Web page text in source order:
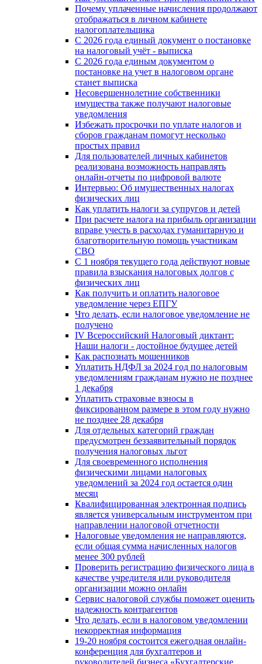
Почему уплаченные начисления продолжают
отображаться в личном кабинете
налогоплательщика
С 2026 года единый документ о постановке
на налоговый учёт - выписка
С 2026 года единым документом о
постановке на учет в налоговом органе
станет выписка
Несовершеннолетние собственники
имущества также получают налоговые
уведомления
Избежать просрочки по уплате налогов и
сборов гражданам помогут несколько
простых правил
Для пользователей личных кабинетов
реализована возможность направлять
онлайн-отчеты по цифровой валюте
Интервью: Об имущественных налогах
физических лиц
Как уплатить налоги за супругов и детей
При расчете налога на прибыль организации
вправе учесть в расходах гуманитарную и
благотворительную помощь участникам
СВО
С 1 ноября текущего года действуют новые
правила взыскания налоговых долгов с
физических лиц
Как получить и оплатить налоговое
уведомление через ЕПГУ
Что делать, если налоговое уведомление не
получено
IV Всероссийский Налоговый диктант:
Наши налоги - достойное будущее детей
Как распознать мошенников
Уплатить НДФЛ за 2024 год по налоговым
уведомлениям гражданам нужно не позднее
1 декабря
Уплатить страховые взносы в
фиксированном размере в этом году нужно
не позднее 28 декабря
Для отдельных категорий граждан
предусмотрен беззаявительный порядок
получения налоговых льгот
Для своевременного исполнения
физическими лицами налоговых
уведомлений за 2024 год остается один
месяц
Квалифицированная электронная подпись
является универсальным инструментом при
направлении налоговой отчетности
Налоговые уведомления не направляются,
если общая сумма начисленных налогов
менее 300 рублей
Проверить регистрацию физического лица в
качестве учредителя или руководителя
организации можно онлайн
Сервис налоговой службы поможет оценить
надежность контрагентов
Что делать, если в налоговом уведомлении
некорректная информация
19-20 ноября состоится ежегодная онлайн-
конференция для бухгалтеров и
руководителей бизнеса «Бухгалтерские